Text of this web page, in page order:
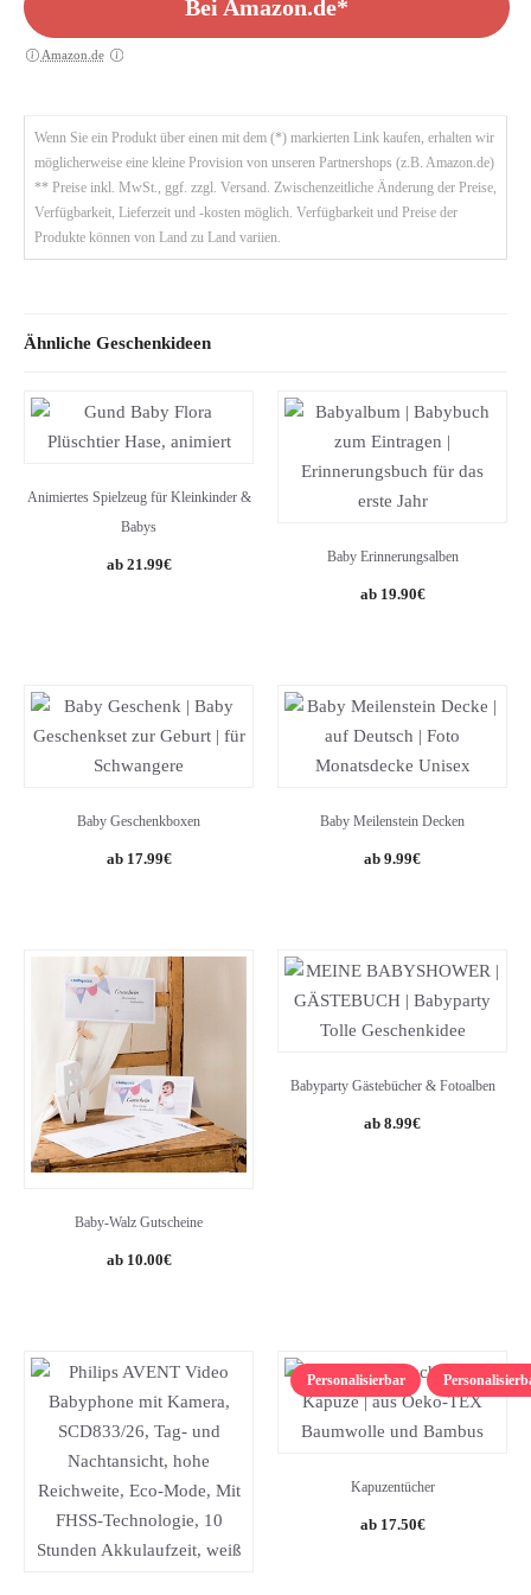
Bei Amazon.de*
Amazon.de
Wenn Sie ein Produkt über einen mit dem (*) markierten Link kaufen, erhalten wir
möglicherweise eine kleine Provision von unseren Partnershops (z.B. Amazon.de)
** Preise inkl. MwSt., ggf. zzgl. Versand. Zwischenzeitliche Änderung der Preise,
Verfügbarkeit, Lieferzeit und -kosten möglich. Verfügbarkeit und Preise der
Produkte können von Land zu Land variien.
Ähnliche Geschenkideen
Animiertes Spielzeug für Kleinkinder &
Babys
Original
21.99€Current
Baby Erinnerungsalben
19.90€
Baby Geschenkboxen
17.99€
Baby Meilenstein Decken
9.99€
Baby-Walz Gutscheine
10.00€
Babyparty Gästebücher & Fotoalben
8.99€
Personalisierbar
Kapuzentücher
17.50€